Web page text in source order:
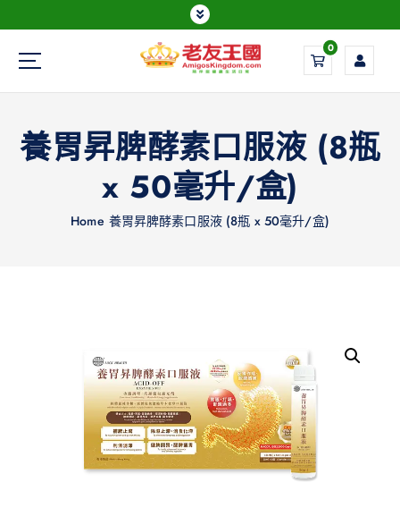
Everything is possible
0
養胃昇脾酵素口服液 (8瓶
x 50毫升/盒)
Home 養胃昇脾酵素口服液 (8瓶 x 50毫升/盒)